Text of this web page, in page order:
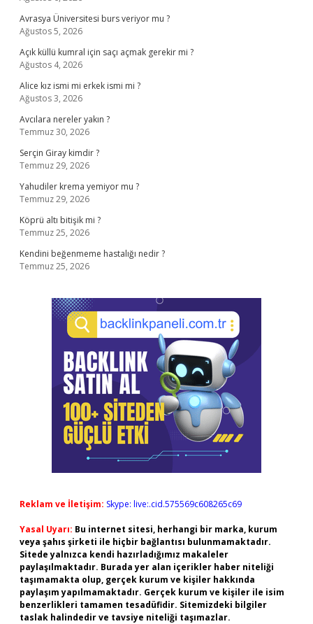
Avrasya Üniversitesi burs veriyor mu ?
Ağustos 5, 2026
Açık küllü kumral için saçı açmak gerekir mi ?
Ağustos 4, 2026
Alice kız ismi mi erkek ismi mi ?
Ağustos 3, 2026
Avcılara nereler yakın ?
Temmuz 30, 2026
Serçin Giray kimdir ?
Temmuz 29, 2026
Yahudiler krema yemiyor mu ?
Temmuz 29, 2026
Köprü altı bitişik mi ?
Temmuz 25, 2026
Kendini beğenmeme hastalığı nedir ?
Temmuz 25, 2026
Reklam ve İletişim: Skype: live:.cid.575569c608265c69
Yasal Uyarı: Bu internet sitesi, herhangi bir marka, kurum
veya şahıs şirketi ile hiçbir bağlantısı bulunmamaktadır.
Sitede yalnızca kendi hazırladığımız makaleler
paylaşılmaktadır. Burada yer alan içerikler haber niteliği
taşımamakta olup, gerçek kurum ve kişiler hakkında
paylaşım yapılmamaktadır. Gerçek kurum ve kişiler ile isim
benzerlikleri tamamen tesadüfidir. Sitemizdeki bilgiler
taslak halindedir ve tavsiye niteliği taşımazlar.